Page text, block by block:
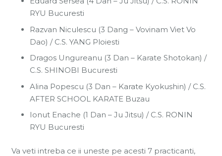
RYU Bucuresti
Razvan Niculescu (3 Dang – Vovinam Viet Vo
Dao) / C.S. YANG Ploiesti
Dragos Ungureanu (3 Dan – Karate Shotokan) /
C.S. SHINOBI Bucuresti
Alina Popescu (3 Dan – Karate Kyokushin) / C.S.
AFTER SCHOOL KARATE Buzau
Ionut Enache (1 Dan – Ju Jitsu) / C.S. RONIN
RYU Bucuresti
Va veti intreba ce ii uneste pe acesti 7 practicanti,